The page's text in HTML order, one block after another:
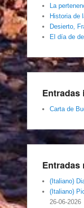
La
Historia de
Desierto,
El día de
Entradas
Carta de
Entradas
(Italiano)
(Italiano)
26-06-2026